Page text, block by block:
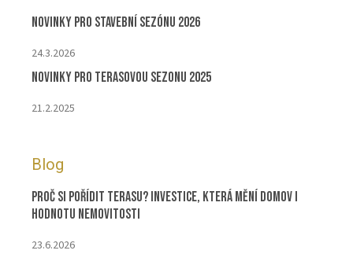
Novinky pro stavební sezónu 2026
24.3.2026
Novinky pro terasovou sezonu 2025
21.2.2025
Blog
Proč si pořídit terasu? Investice, která mění domov i
hodnotu nemovitosti
23.6.2026